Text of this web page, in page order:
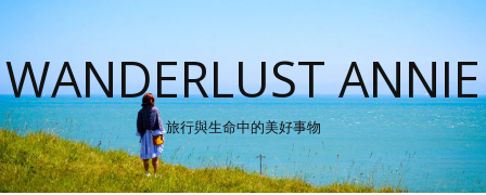
WANDERLUST ANNIE
旅行與生命中的美好事物